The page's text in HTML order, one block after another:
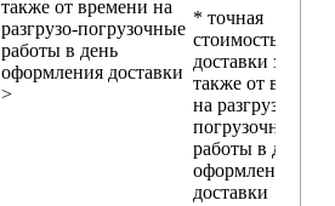
также от времени на
разгрузо-погрузочные
работы в день
оформления доставки
>
* точная
стоимость
доставки
также от
на разгрузо-
погрузочные
работы в день
оформления
доставки